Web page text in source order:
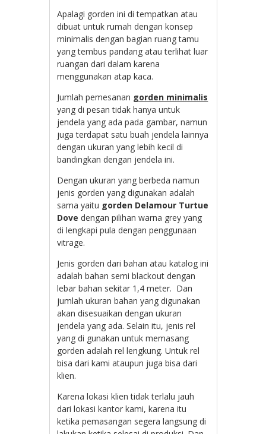
Apalagi gorden ini di tempatkan atau
dibuat untuk rumah dengan konsep
minimalis dengan bagian ruang tamu
yang tembus pandang atau terlihat luar
ruangan dari dalam karena
menggunakan atap kaca.
Jumlah pemesanan gorden minimalis
yang di pesan tidak hanya untuk
jendela yang ada pada gambar, namun
juga terdapat satu buah jendela lainnya
dengan ukuran yang lebih kecil di
bandingkan dengan jendela ini.
Dengan ukuran yang berbeda namun
jenis gorden yang digunakan adalah
sama yaitu gorden Delamour Turtue
Dove dengan pilihan warna grey yang
di lengkapi pula dengan penggunaan
vitrage.
Jenis gorden dari bahan atau katalog ini
adalah bahan semi blackout dengan
lebar bahan sekitar 1,4 meter. Dan
jumlah ukuran bahan yang digunakan
akan disesuaikan dengan ukuran
jendela yang ada. Selain itu, jenis rel
yang di gunakan untuk memasang
gorden adalah rel lengkung. Untuk rel
bisa dari kami ataupun juga bisa dari
klien.
Karena lokasi klien tidak terlalu jauh
dari lokasi kantor kami, karena itu
ketika pemasangan segera langsung di